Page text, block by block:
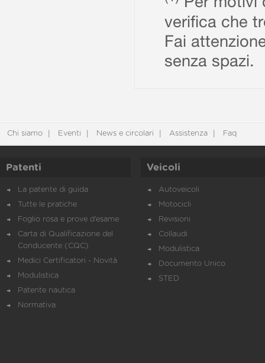
verifica che
Fai
senza spazi.
Chi siamo Eventi News e circolari Assistenza Faq
Patenti
La patente di guida
Tutte le pratiche
Foglio rosa e prove d’esame
Carta di Qualificazione del
Conducente (CQC)
Medici Certificatori - Novità
Modulistica
Patente nautica
Normativa
Veicoli
Autoveicoli
Motocicli
Revisioni
Collaudi
Modulistica
Documento Unico
STED